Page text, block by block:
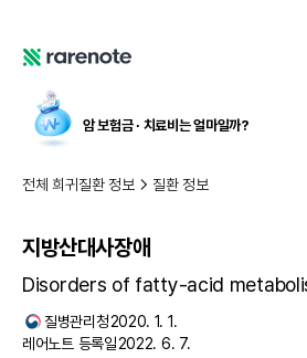
노
레
트
암 보험금 ∙ 치료비 는 얼마일까?
전체 희귀질환 정보 질환 정보
지방산대사장애
Disorders of fatty-acid
질병관리청2020. 1. 1.
레어노트 등록일2022. 6. 7.